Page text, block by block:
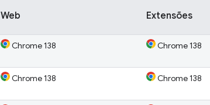
Web Extensões
Chrome 138 Chrome 138
Chrome 138 Chrome 138